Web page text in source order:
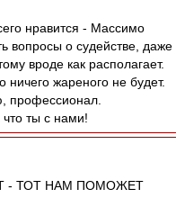
нравится - Массимо
вопросы о судействе, даже
вроде как располагает.
жареного не будет.
профессионал.
ты с нами!
- ТОТ НАМ ПОМОЖЕТ